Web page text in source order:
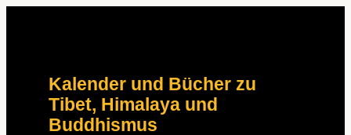
Kalender und Bücher zu
Tibet, Himalaya und
Buddhismus